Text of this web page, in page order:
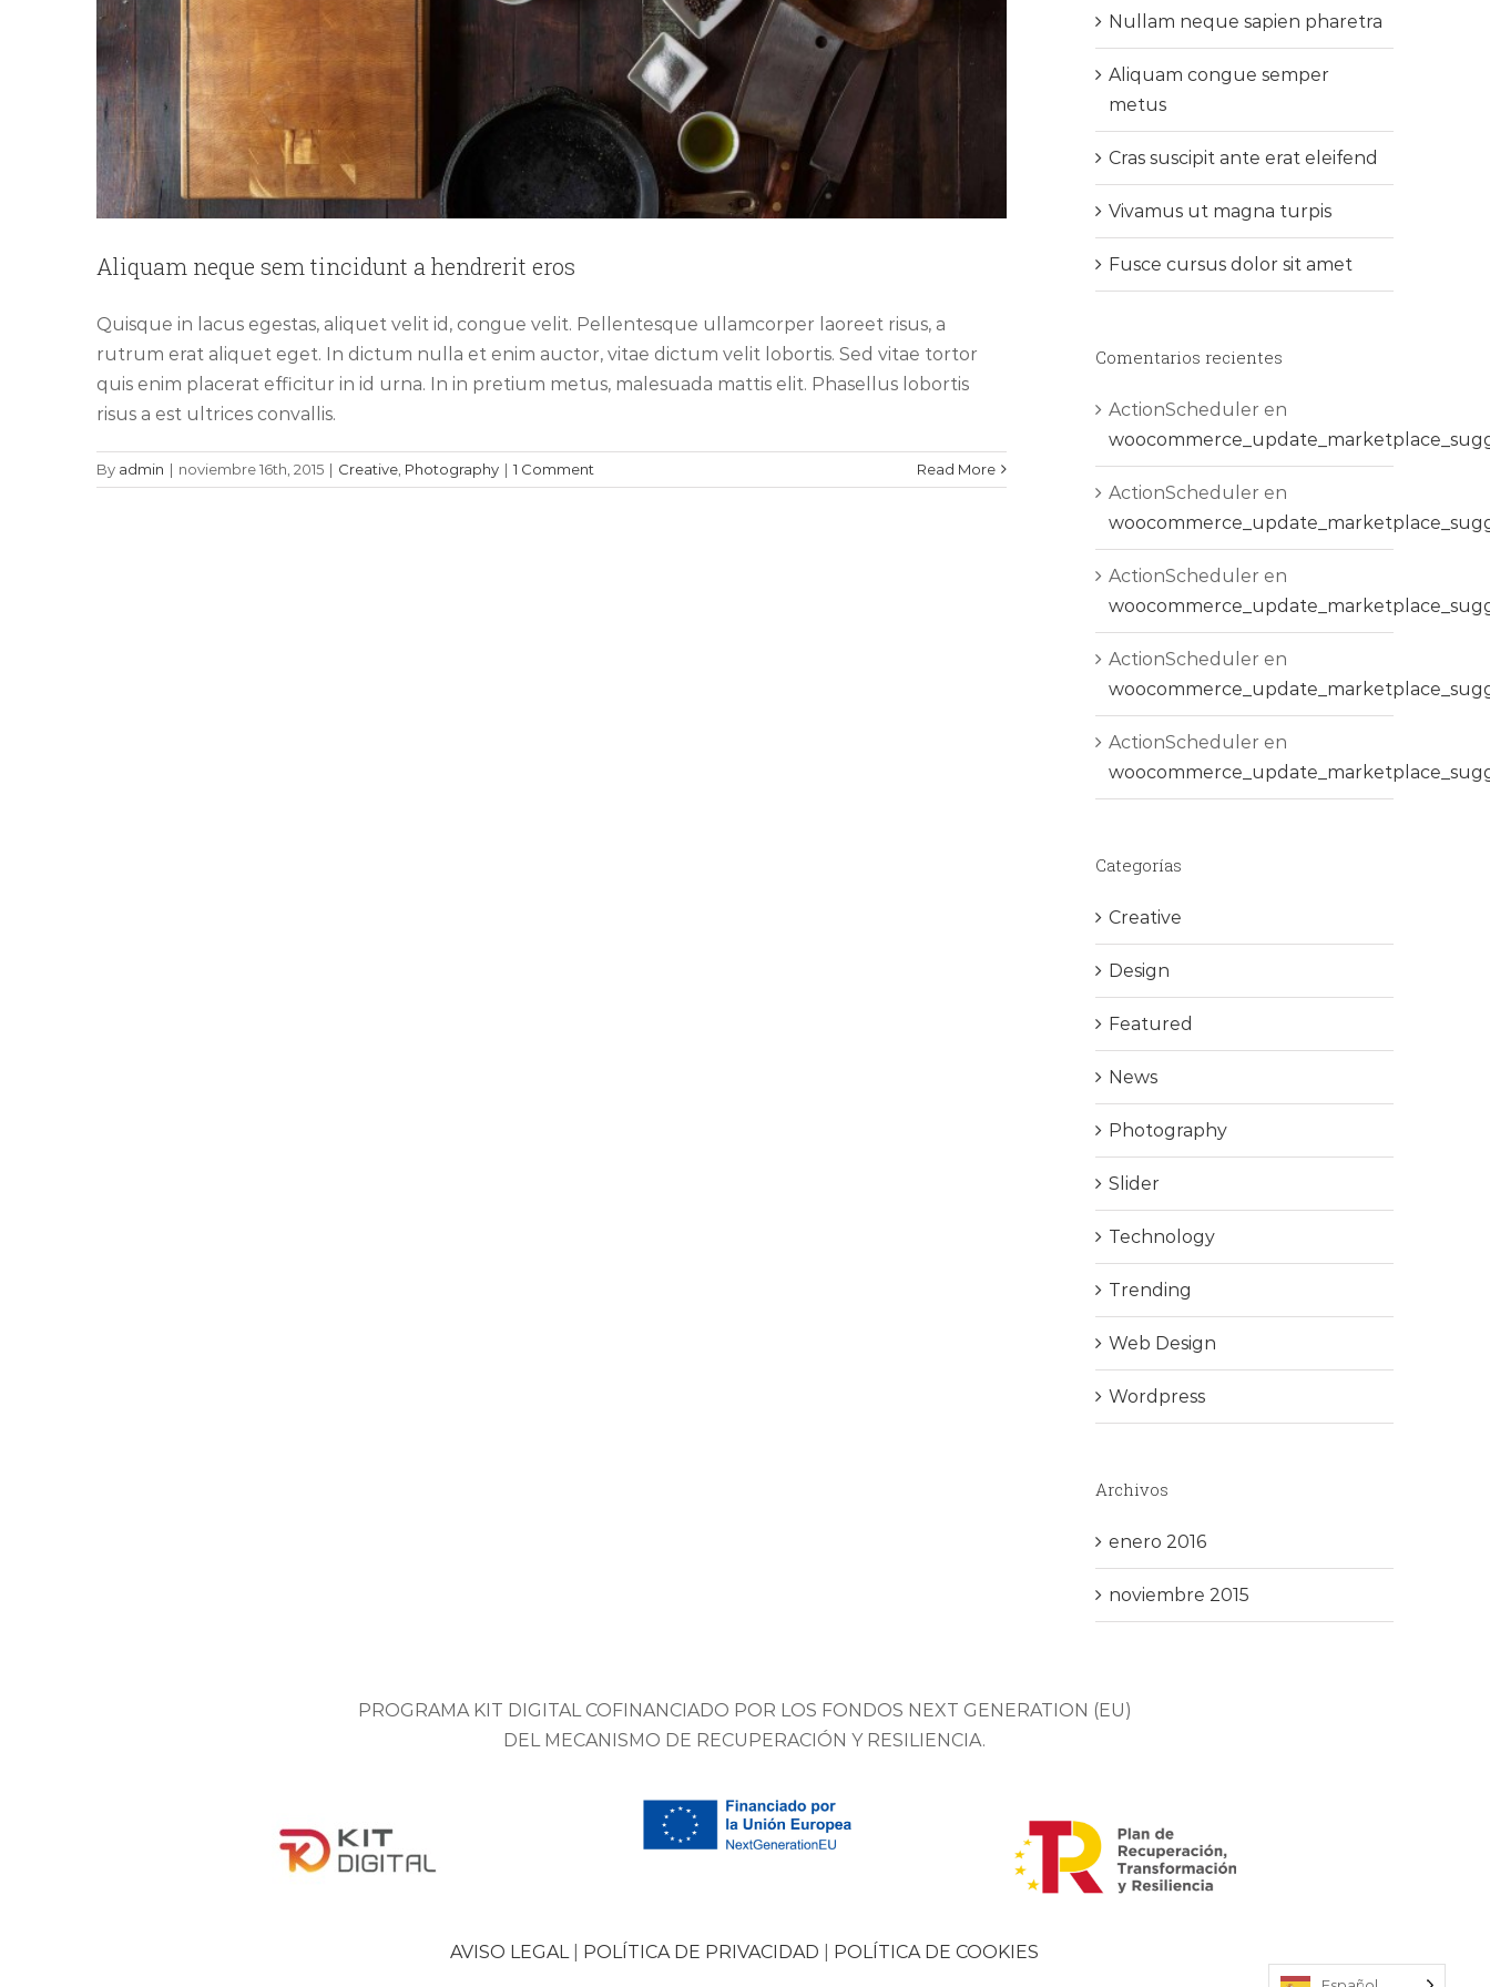
Aliquam neque sem tincidunt a hendrerit eros
Quisque in lacus egestas, aliquet velit id, congue velit. Pellentesque ullamcorper laoreet risus, a
rutrum erat aliquet eget. In dictum nulla et enim auctor, vitae dictum velit lobortis. Sed vitae tortor
quis enim placerat efficitur in id urna. In in pretium metus, malesuada mattis elit. Phasellus lobortis
risus a est ultrices convallis.
By admin | noviembre 16th, 2015 | Creative Photography | 1 Comment Read More
Nullam neque sapien pharetra
Aliquam congue semper
metus
Cras suscipit ante erat eleifend
Vivamus ut magna turpis
Fusce cursus dolor sit amet
Comentarios recientes
ActionScheduler en
ActionScheduler en
ActionScheduler en
ActionScheduler en
ActionScheduler en
Categorías
Creative
Design
Featured
News
Photography
Slider
Technology
Trending
Web Design
Wordpress
Archivos
enero 2016
noviembre 2015
PROGRAMA KIT DIGITAL COFINANCIADO POR LOS FONDOS NEXT GENERATION (EU)
DEL MECANISMO DE RECUPERACIÓN Y RESILIENCIA.
AVISO LEGAL| POLÍTICA DE PRIVACIDAD POLÍTICA DE COOKIES